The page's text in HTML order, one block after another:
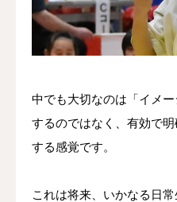
中でも大切なのは「イメ
するのではなく、有効で
する感覚です。
これは将来、いかなる日